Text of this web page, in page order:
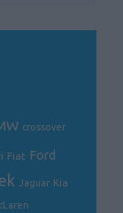
crossover
Fiat Ford
Jaguar Kia